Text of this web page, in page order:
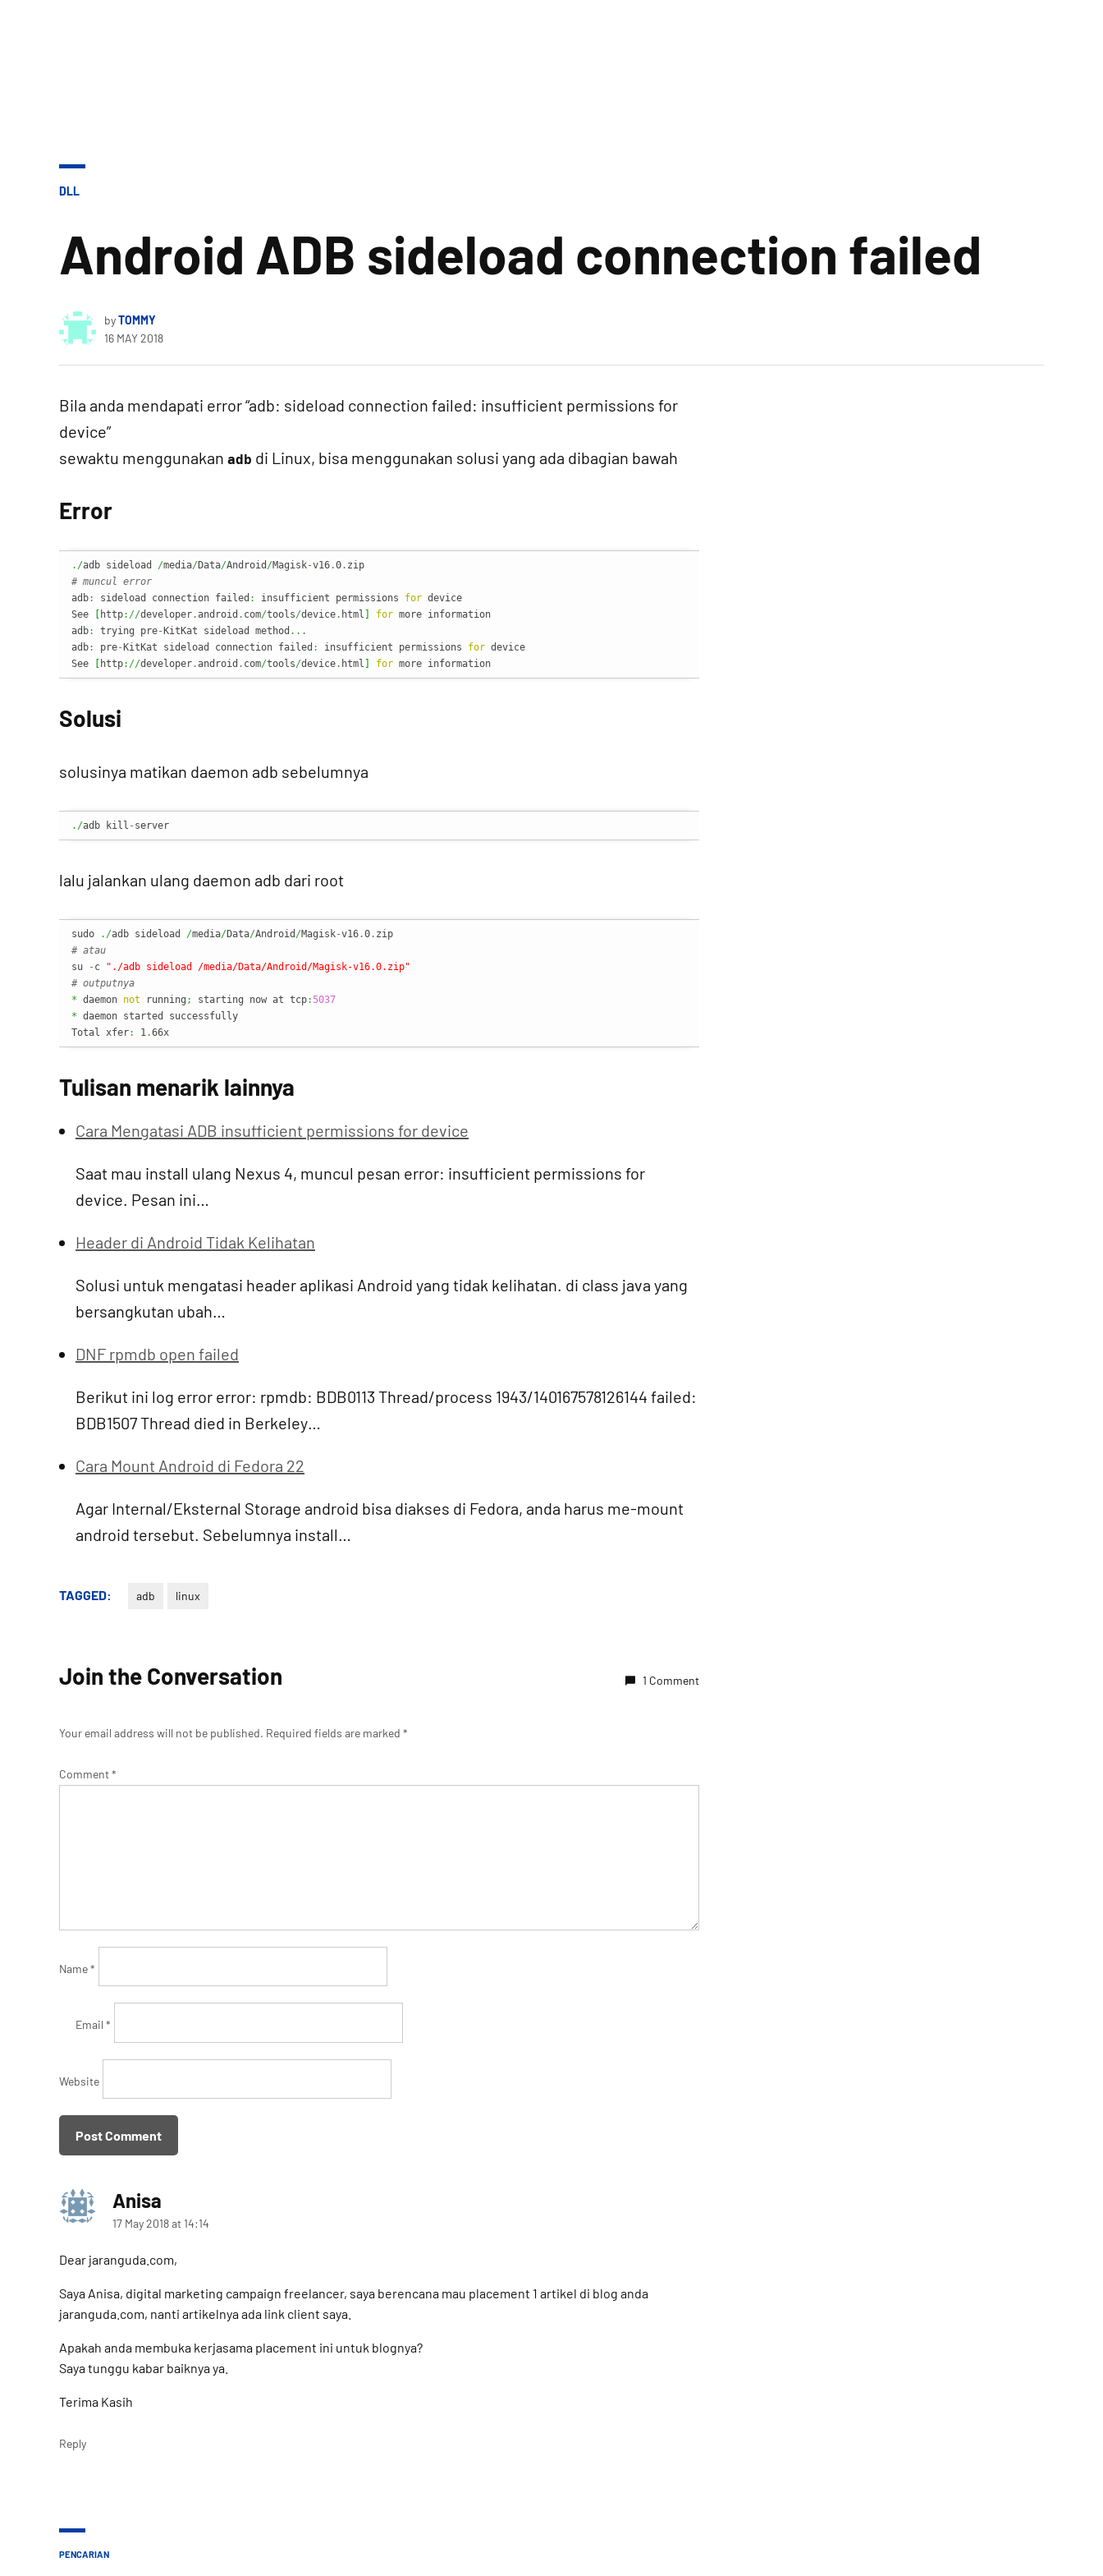
POSTED
DLL
Android ADB sideload connection failed
byTOMMY
16 MAY 2018
Bila anda mendapati error “adb: sideload connection failed: insufficient permissions for
device”
sewaktu menggunakan adb di Linux, bisa menggunakan solusi yang ada dibagian bawah
Error
./adb sideload /media/Data/Android /Magisk-v16.0.
# muncul error
adb: sideload connection failed : insufficient permissions for device
See
http://developer.android . com/tools/device. html for more information
adb: trying pre- KitKat sideload method ...
adb: pre- KitKat sideload connection failed : insufficient permissions for device
See
http://developer.android . com/tools/device. html for more information
Solusi
solusinya matikan daemon adb sebelumnya
./adb kill -server
lalu jalankan ulang daemon adb dari root
sudo ./adb sideload /media/Data/Android /Magisk-v16.0.
# atau
su
-c
"./adb sideload /media/Data/Android/Magisk-v16.0.zip"
# outputnya
* daemon not running ; starting now at tcp: 5037
* daemon started successfully
Total xfer: 1.66x
Tulisan menarik lainnya
Cara Mengatasi ADB insufficient permissions for device
Saat mau install ulang Nexus 4, muncul pesan error: insufficient permissions for
device. Pesan ini…
Header di Android Tidak Kelihatan
Solusi untuk mengatasi header aplikasi Android yang tidak kelihatan. di class java yang
bersangkutan ubah…
DNF rpmdb open failed
Berikut ini log error error: rpmdb: BDB0113 Thread/process 1943/140167578126144 failed:
BDB1507 Thread died in Berkeley…
Cara Mount Android di Fedora 22
Agar Internal/Eksternal Storage android bisa diakses di Fedora, anda harus me-mount
android tersebut. Sebelumnya install…
TAGGED: adb linux
Join the Conversation 1 Comment
Your email address will not be published. Required fields are marked *
Comment*
Name*
Email *
Website
Anisa
17 May 2018 at 14:14
Dear jaranguda.com,
Saya Anisa, digital marketing campaign freelancer, saya berencana mau placement 1 artikel di blog anda
jaranguda.com, nanti artikelnya ada link client saya.
Apakah anda membuka kerjasama placement ini untuk blognya?
Saya tunggu kabar baiknya ya.
Terima Kasih
Reply
PENCARIAN